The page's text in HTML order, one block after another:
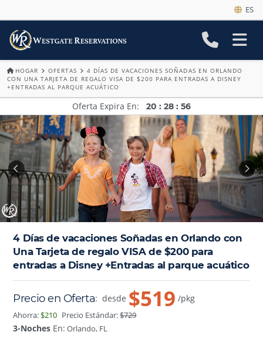
ES
HOGAR OFERTAS
4 DÍAS DE VACACIONES SOÑADAS EN ORLANDO
CON UNA TARJETA DE REGALO VISA DE $200 PARA ENTRADAS A DISNEY
+ENTRADAS AL PARQUE ACUÁTICO
Oferta Expira En 20 : 28 : 52
4 Días de vacaciones Soñadas en Orlando con
Una Tarjeta de regalo VISA de $200 para
entradas a Disney +Entradas al parque acuático
Precio en Oferta:desde $519 /pkg
Ahorra:$210 Precio Estándar:$729
3-Noches En: Orlando, FL